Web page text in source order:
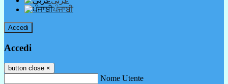
ਪੰਜਾਬੀ
Accedi
Accedi
button close ×
Nome Utente